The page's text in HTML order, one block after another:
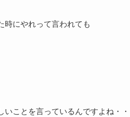
時にやれって言われても
ことを言っているんですよね・・